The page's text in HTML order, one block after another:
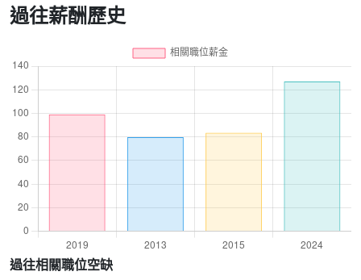
過往薪酬歷史
過往相關職位空缺